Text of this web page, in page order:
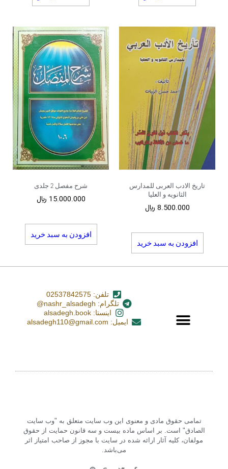
تاریخ الادب العربی للمدارس
الثانویه و العلیا
8.500.000 ﷼
افزودن به سبد خرید
شرح مفصل 2 جلدی
15.000.000 ﷼
افزودن به سبد خرید
تلفن: 02537842575
تلگرام: nashr_alsadegh@
اینستا: alsadegh.book
ایمیل: alsadegh110@gmail.com
تمامی حقوق مادی و معنوی این وب سایت متعلق به "وب سایت
الصادق" است. بر اساس ماده بیست و سه قانون حمایت از حقوق
مولفان، کلیه آثار ارائه شده در سایت با مجوز از صاحب امتیاز اثر
می‌باشد.‏